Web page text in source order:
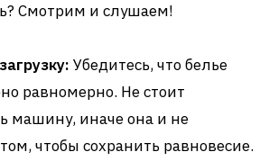
Смотрим и слушаем!
Убедитесь, что белье
равномерно. Не стоит
машину, иначе она и не
чтобы сохранить равновесие.